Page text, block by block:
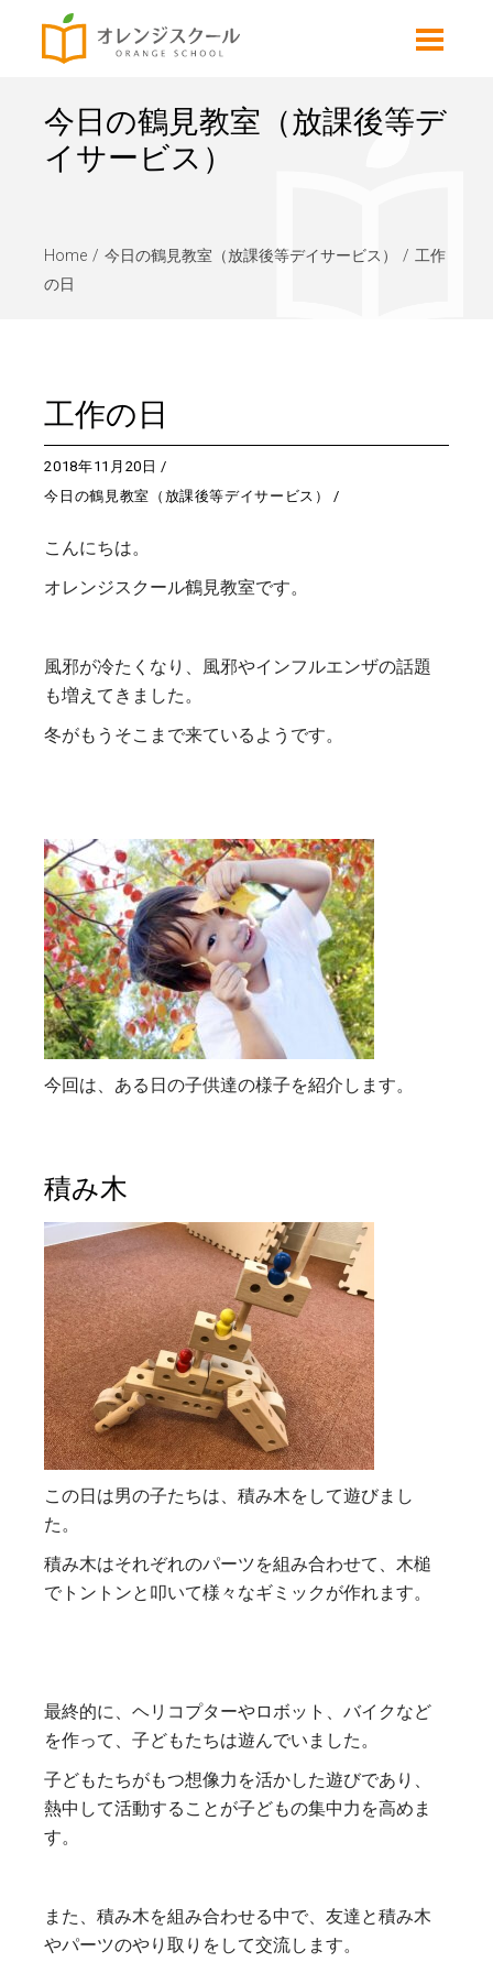
今日の鶴見教室（放課後等デ
イサービス）
Home 今日の鶴見教室（放課後等デイサービス）
工作
の日
工作の日
2018年11月20日
今日の鶴見教室（放課後等デイサービス）
こんにちは。
オレンジスクール鶴見教室です。
風邪が冷たくなり、風邪やインフルエンザの話題
も増えてきました。
冬がもうそこまで来ているようです。
今回は、ある日の子供達の様子を紹介します。
積み木
この日は男の子たちは、積み木をして遊びまし
た。
積み木はそれぞれのパーツを組み合わせて、木槌
でトントンと叩いて様々なギミックが作れます。
最終的に、ヘリコプターやロボット、バイクなど
を作って、子どもたちは遊んでいました。
子どもたちがもつ想像力を活かした遊びであり、
熱中して活動することが子どもの集中力を高めま
す。
また、積み木を組み合わせる中で、友達と積み木
やパーツのやり取りをして交流します。